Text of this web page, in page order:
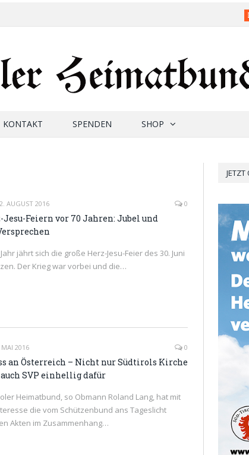
KONTAKT SPENDEN SHOP
AUGUST 2016 0
Jesu-Feiern vor 70 Jahren: Jubel und
jährt sich die große Herz-Jesu-Feier des 30. Juni
Der Krieg war vorbei und die…
MAI 2016 0
an Österreich – Nicht nur Südtirols Kirche
SVP einhellig dafür
Heimatbund, so Obmann Roland Lang, hat mit
die vom Schützenbund ans Tageslicht
Akten im Zusammenhang…
JETZT